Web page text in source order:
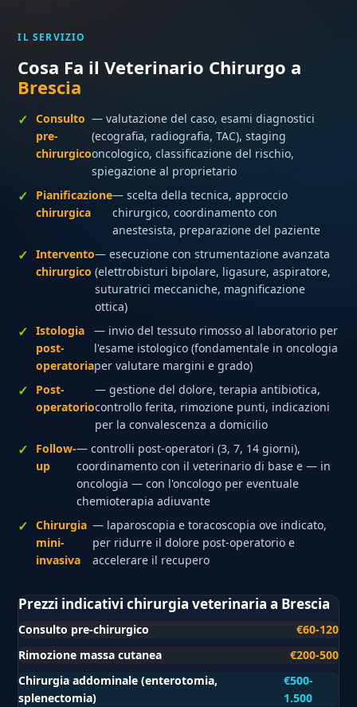
IL SERVIZIO
Cosa Fa il Veterinario Chirurgo a
Brescia
Consulto
pre-
chirurgico
— valutazione del caso, esami diagnostici
(ecografia, radiografia, TAC), staging
oncologico, classificazione del rischio,
spiegazione al proprietario
Pianificazione
chirurgica
— scelta della tecnica, approccio
chirurgico, coordinamento con
anestesista, preparazione del paziente
Intervento
chirurgico
— esecuzione con strumentazione avanzata
(elettrobisturi bipolare, ligasure, aspiratore,
suturatrici meccaniche, magnificazione
ottica)
Istologia
post-
operatoria
— invio del tessuto rimosso al laboratorio per
l'esame istologico (fondamentale in oncologia
per valutare margini e grado)
Post-
operatorio
— gestione del dolore, terapia antibiotica,
controllo ferita, rimozione punti, indicazioni
per la convalescenza a domicilio
Follow-
up
— controlli post-operatori (3, 7, 14 giorni),
coordinamento con il veterinario di base e — in
oncologia — con l'oncologo per eventuale
chemioterapia adiuvante
Chirurgia
mini-
invasiva
— laparoscopia e toracoscopia ove indicato,
per ridurre il dolore post-operatorio e
accelerare il recupero
Prezzi indicativi chirurgia veterinaria a Brescia
Consulto pre-chirurgico
€60-120
Rimozione massa cutanea
€200-500
Chirurgia addominale (enterotomia,
splenectomia)
€500-
1.500